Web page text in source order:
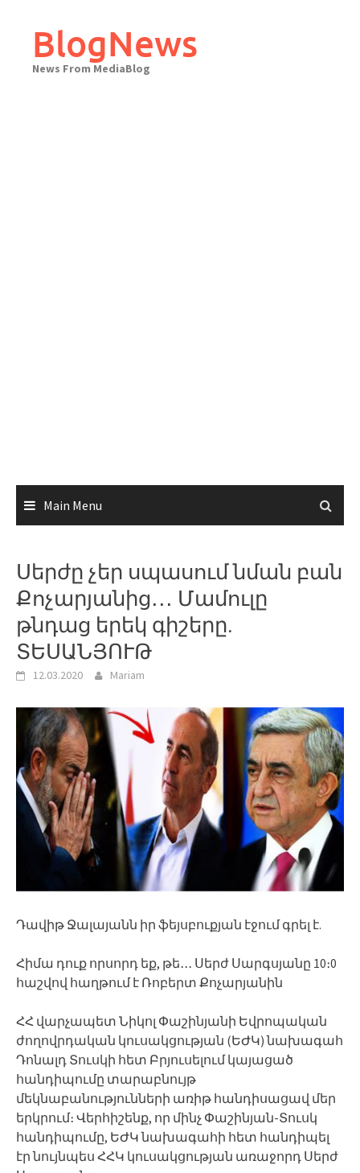
contentBlogNews
News From MediaBlog
Main Menu
Սերժը չեր սպասում նման բան
Քոչարյանից․․․ Մամուլը
թնդաց երեկ գիշերը.
ՏԵՍԱՆՅՈՒԹ
12.03.2020 Mariam
Դավիթ Ջալայանն իր ֆեյսբուքյան էջում գրել է.
Հիմա դուք որսորդ եք, թե․․․ Սերժ Սարգսյանը 10։0
հաշվով հաղթում է Ռոբերտ Քոչարյանին
ՀՀ վարչապետ Նիկոլ Փաշինյանի Եվրոպական
ժողովրդական կուսակցության (ԵԺԿ) նախագահ
Դոնալդ Տուսկի հետ Բրյուսելում կայացած
հանդիպումը տարաբնույթ
մեկնաբանությունների առիթ հանդիսացավ մեր
երկրում։ Վերհիշենք, որ մինչ Փաշինյան-Տուսկ
հանդիպումը, ԵԺԿ նախագահի հետ հանդիպել
էր նույնպես ՀՀԿ կուսակցության առաջորդ Սերժ